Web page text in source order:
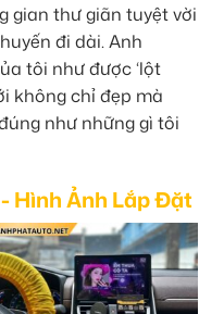
gian thư giãn tuyệt vời
đi dài. Anh
tôi như được ‘lột
không chỉ đẹp mà
như những gì tôi
Hình Ảnh Lắp Đặt